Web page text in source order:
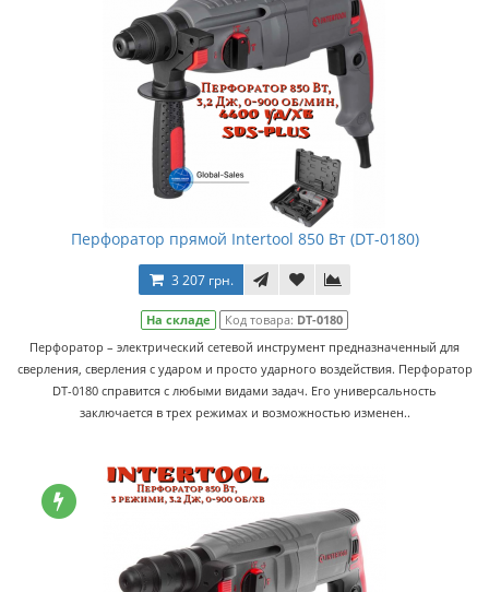
Перфоратор прямой Intertool 850 Вт (DT-0180)
3 207 грн.
На складе Код товара: DT-0180
Перфоратор – электрический сетевой инструмент предназначенный для
сверления, сверления с ударом и просто ударного воздействия. Перфоратор
DT-0180 справится с любыми видами задач. Его универсальность
заключается в трех режимах и возможностью изменен..